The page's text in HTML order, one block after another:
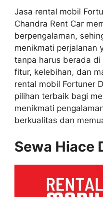
Jasa rental mobil
Chandra Rent Car
berpengalaman,
menikmati perjalanan
tanpa harus berada
fitur, kelebihan, dan
rental mobil Fortuner
pilihan terbaik bagi
menikmati
berkualitas dan
Sewa Hiace